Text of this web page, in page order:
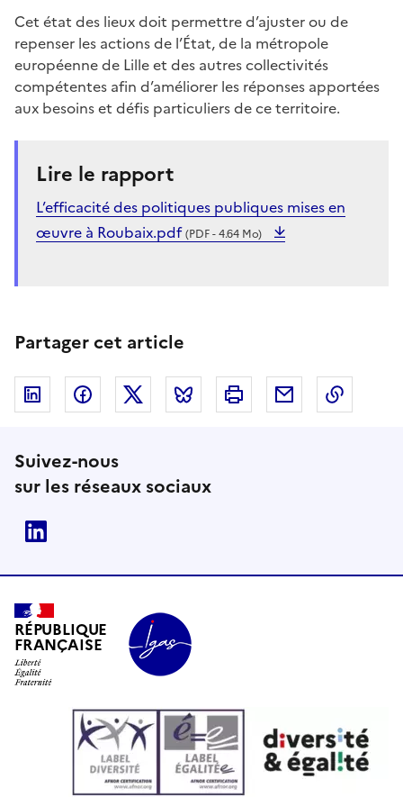
Cet état des lieux doit permettre d’ajuster ou de
repenser les actions de l’État, de la métropole
européenne de Lille et des autres collectivités
compétentes afin d’améliorer les réponses apportées
aux besoins et défis particuliers de ce territoire.
Lire le rapport
L’efficacité des politiques publiques mises en
œuvre à Roubaix.pdf(PDF - 4.64 Mo)
Partager cet article
Linkedin FacebookTwitter Bluesky Imprimer Courriel
Suivez-nous
sur les réseaux sociaux
RÉPUBLIQUE
FRANÇAISE